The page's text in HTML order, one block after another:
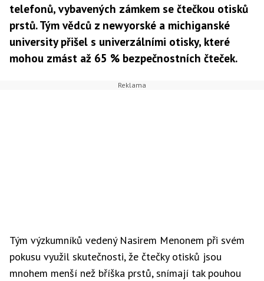
telefonů, vybavených zámkem se čtečkou otisků
prstů. Tým vědců z newyorské a michiganské
university přišel s univerzálními otisky, které
mohou zmást až 65 % bezpečnostních čteček.
Tým výzkumníků vedený Nasirem Menonem při svém
pokusu využil skutečnosti, že čtečky otisků jsou
mnohem menší než bříška prstů, snímají tak pouhou